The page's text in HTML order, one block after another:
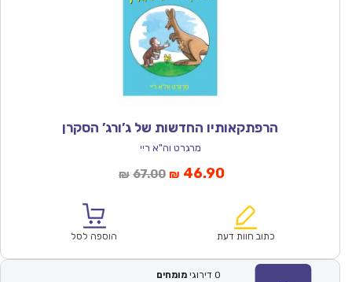
הרפתקאותיו החדשות של ג’ורג’ הסקרן
מרגרט וה"א ריי
₪ 67.00המחיר
₪67.00.
₪ 46.90המחיר
הוא:
כתוב חוות דעת הוספה לסל
0 דירוגי מומחים